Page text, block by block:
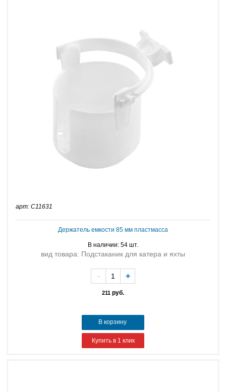
арт: C11631
Держатель емкости 85 мм пластмасса
В наличии: 54 шт.
вид товара: Подстаканик для катера и яхты
211 руб.
- +
В корзину
Купить в 1 клик